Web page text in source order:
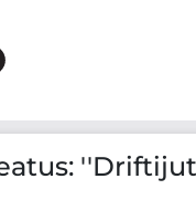
Kevin